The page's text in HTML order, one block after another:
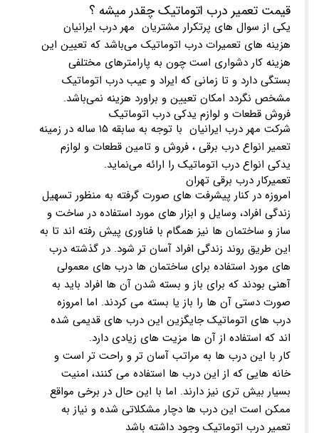
قیمت تعمیر درب اتوماتیک چقدر میشه ؟
یکی از سوال های پرتکرار مشتریان مهر درب ایرانیان
هزینه های تعمیرات درب اتوماتیک می‌باشد که تعیین این
هزینه کار دشواری است چون به پارامترهای مختلفی
بستگی دارد و تا زمانی که ایراد و عیب درب اتوماتیک
مشخص نگردد امکان تعیین و براورد هزینه نمی‌باشد.
فروش قطعات و لوازم یدکی درب اتوماتیک
شرکت مهر درب ایرانیان با توجه به سابقه ۱۵ ساله در زمینه
تعمیر انواع درب برقی ، فروش و تامین قطعات و لوازم
یدکی انواع درب اتوماتیک را ارائه می‌نماید.
تعمیرکار درب برقی تهران
امروزه در کنار پیشرفت های صورت گرفته به منظور تسهیل
زندگی افراد، وسایل و ابزار های مورد استفاده در ساخت و
ساز و ساختمان ها نیز همگام با فناوری پیش رفته اند تا به
این طریق روند زندگی افراد آسان تر شود. در گذشته درب
های مورد استفاده برای ساختمان ها درب های معمولی
آهنی بودند که برای باز و بسته شدن آن ها افراد باید به
صورت دستی آن ها را باز یا بسته می کردند. اما امروزه
درب های اتوماتیک جایگزین این درب های قدیمی شده
اند که استفاده از آن ها مزیت های زیادی دارد.
کار با این درب ها به مراتب آسان تر و راحت تر است و
خانه هایی که از این درب ها استفاده می کنند، امنیت
بسیار بیش تری نیز دارند. اما با این حال در برخی مواقع
ممکن است این درب ها دچار مشکلاتی شده و نیاز به
تعمیر درب اتوماتیک وجود داشته باشد